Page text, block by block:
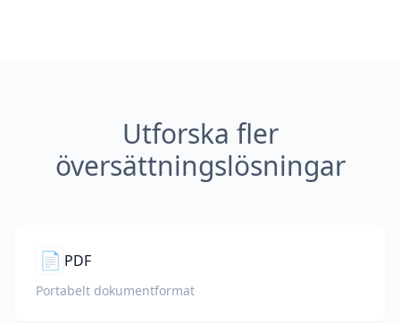
Utforska fler
översättningslösningar
📄 PDF
Portabelt dokumentformat